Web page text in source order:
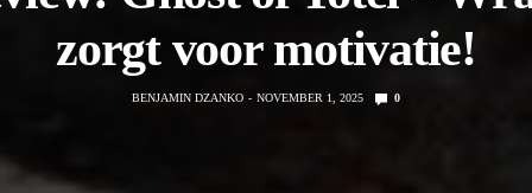
zorgt voor motivatie!
BENJAMIN DZANKO NOVEMBER 1, 2025 0